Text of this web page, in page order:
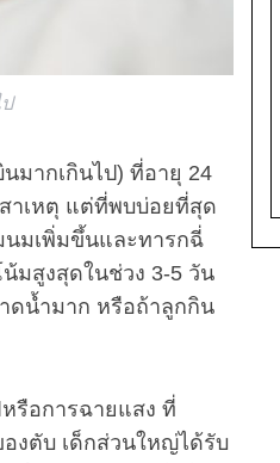
มากเกินไป) ที่อายุ 24
าเหตุ แต่ที่พบบ่อยที่สุด
นมเพิ่มขึ้นและทารกฉี่
มสูงสุดในช่วง 3-5 วัน
ดน้ำมาก หรือถ้าลูกกิน
รือการฉายแสง ที่
งตับ เด็กส่วนใหญ่ได้รับ